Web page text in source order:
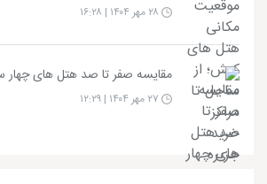
مقایسه صفر تا صد هتل های چهار